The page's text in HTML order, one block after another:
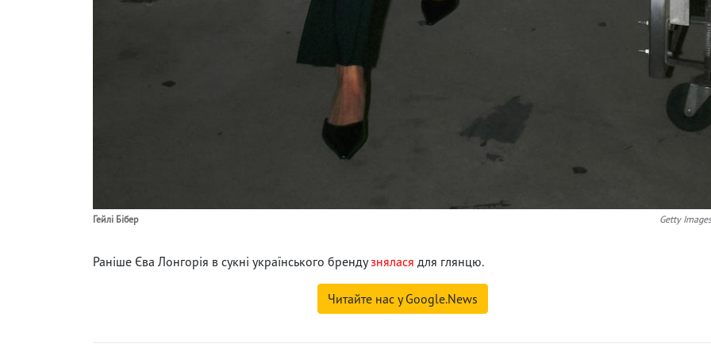
Гейлі Бібер Getty Images
Раніше Єва Лонгорія в сукні українського брендузнялася для глянцю.
Читайте нас у Google.News